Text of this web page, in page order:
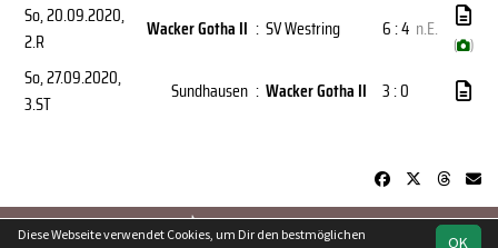
So, 20.09.2020,
2.R
Wacker Gotha II : SV Westring 6 : 4 n.E.
( )
So, 27.09.2020,
3.ST
Sundhausen : Wacker Gotha II 3 : 0
soccero.de
OK
Diese Webseite verwendet Cookies, um Dir den bestmöglichen